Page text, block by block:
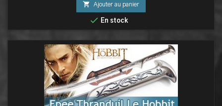
 Ajouter au panier
 En stock